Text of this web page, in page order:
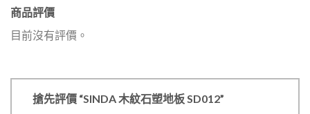
商品評價
目前沒有評價。
搶先評價 “SINDA 木紋石塑地板 SD012”